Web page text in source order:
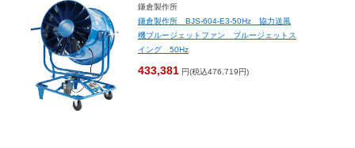
鎌倉製作所
鎌倉製作所 BJS-604-E3-50Hz 協力送風
機ブルージェットファン ブルージェットス
イング 50Hz
433,381 円(税込476,719円)